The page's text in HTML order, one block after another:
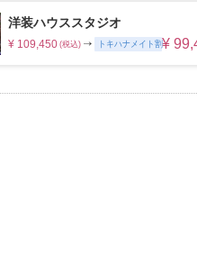
洋装ハウススタジオ
¥ 109,450 (税込) トキハナメイト割¥